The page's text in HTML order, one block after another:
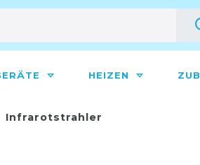
HEIZEN
Infrarotstrahler